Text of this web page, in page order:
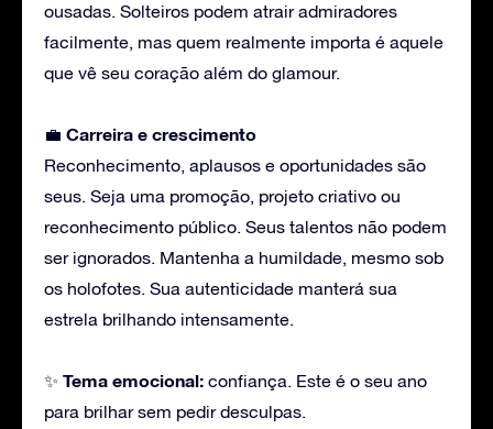
ousadas. Solteiros podem atrair admiradores
facilmente, mas quem realmente importa é aquele
que vê seu coração além do glamour.
💼 Carreira e crescimento
Reconhecimento, aplausos e oportunidades são
seus. Seja uma promoção, projeto criativo ou
reconhecimento público. Seus talentos não podem
ser ignorados. Mantenha a humildade, mesmo sob
os holofotes. Sua autenticidade manterá sua
estrela brilhando intensamente.
✨ Tema emocional: confiança. Este é o seu ano
para brilhar sem pedir desculpas.